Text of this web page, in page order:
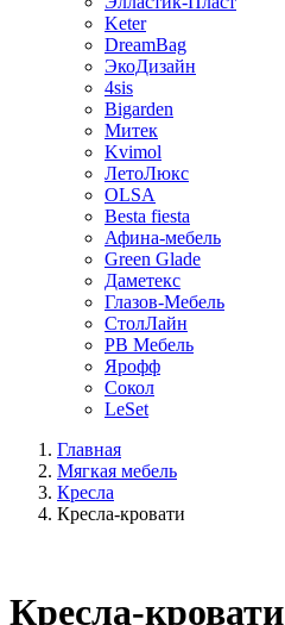
Keter
DreamBag
ЭкоДизайн
4sis
Bigarden
Митек
Kvimol
ЛетоЛюкс
OLSA
Besta fiesta
Афина-мебель
Green Glade
Даметекс
Глазов-Мебель
СтолЛайн
РВ Мебель
Ярофф
Сокол
LeSet
Главная
Мягкая мебель
Кресла
Кресла-кровати
Кресла-кровати